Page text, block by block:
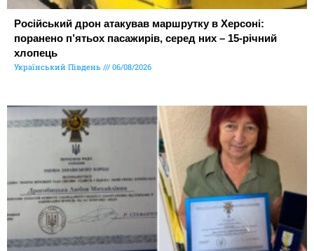
Російський дрон атакував маршрутку в Херсоні:
поранено п’ятьох пасажирів, серед них – 15-річний
хлопець
Український Південь 06/08/2026